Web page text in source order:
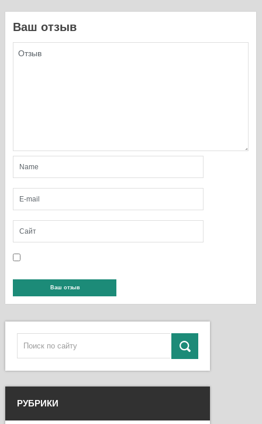
Ваш отзыв
РУБРИКИ